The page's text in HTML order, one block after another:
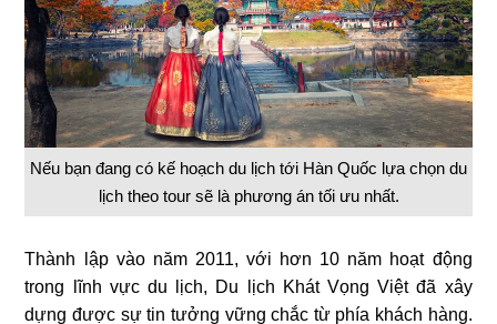
Nếu bạn đang có kế hoạch du lịch tới Hàn Quốc lựa chọn du
lịch theo tour sẽ là phương án tối ưu nhất.
Thành lập vào năm 2011, với hơn 10 năm hoạt động
trong lĩnh vực du lịch, Du lịch Khát Vọng Việt đã xây
dựng được sự tin tưởng vững chắc từ phía khách hàng.